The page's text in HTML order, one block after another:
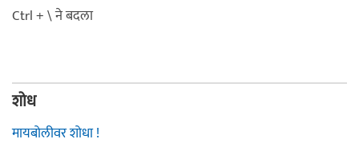
Ctrl + \ ने बदला
शोध
मायबोलीवर शोधा !